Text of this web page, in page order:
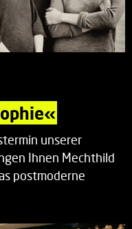
unserer
Ihnen Mechthild
postmoderne